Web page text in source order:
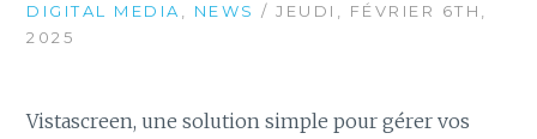
DIGITAL MEDIA , NEWS / JEUDI, FÉVRIER 6TH,
2025
Vistascreen, une solution simple pour gérer vos